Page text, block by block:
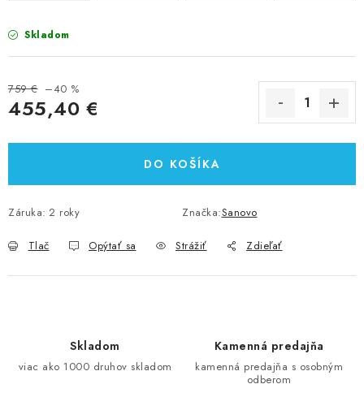
Skladom
759 € –40 %
455,40 €
DO KOŠÍKA
Záruka: 2 roky Značka:Sanovo
Tlač Opýtať sa Strážiť Zdieľať
Skladom
viac ako 1000 druhov skladom
Kamenná predajňa
kamenná predajňa s osobným
odberom